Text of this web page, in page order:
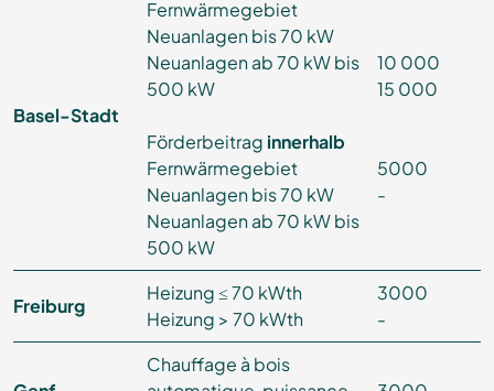
Basel-Stadt
Fernwärmegebiet
Neuanlagen bis 70 kW
Neuanlagen ab 70 kW bis
500 kW
Förderbeitrag innerhalb
Fernwärmegebiet
Neuanlagen bis 70 kW
Neuanlagen ab 70 kW bis
500 kW
10 000
15 000
5000
-
Freiburg
Heizung ≤ 70 kWth
Heizung > 70 kWth
3000
-
Chauffage à bois